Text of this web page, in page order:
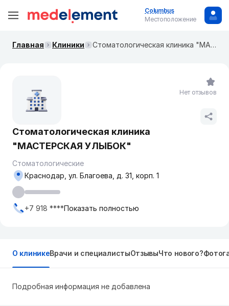
Columbus
Местоположение
Главная Клиники Стоматологическая клиника "МАСТЕРСКАЯ УЛЫБОК"
Стоматологическая клиника
"МАСТЕРСКАЯ УЛЫБОК"
Стоматологические
Краснодар, ул. Благоева, д. 31, корп. 1
+7 918 ****Показать полностью
Нет отзывов
О клиникеВрачи и специалистыОтзывыЧто нового?
Подробная информация не добавлена